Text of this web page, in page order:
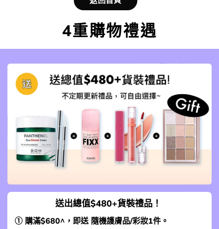
4重購物禮遇
送出總值$480+貨裝禮品！
① 購滿$680^，即送 隨機護膚品/彩妝1件。